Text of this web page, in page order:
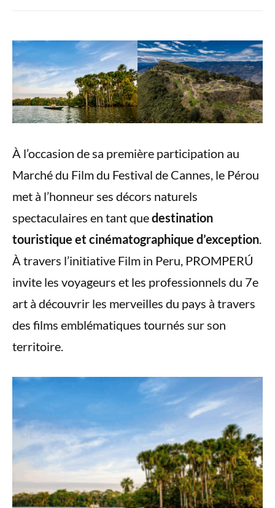
À l’occasion de sa première participation au
Marché du Film du Festival de Cannes, le Pérou
met à l’honneur ses décors naturels
spectaculaires en tant quedestination
touristique et cinématographique d’exception
À travers l’initiative Film in Peru, PROMPERÚ
invite les voyageurs et les professionnels du 7e
art à découvrir les merveilles du pays à travers
des films emblématiques tournés sur son
territoire.